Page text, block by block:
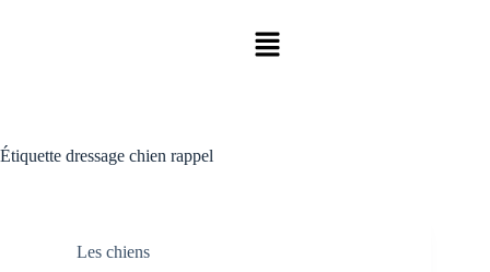
Étiquette dressage chien rappel
Les chiens